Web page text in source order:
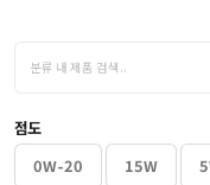
점도
0W-20
15W